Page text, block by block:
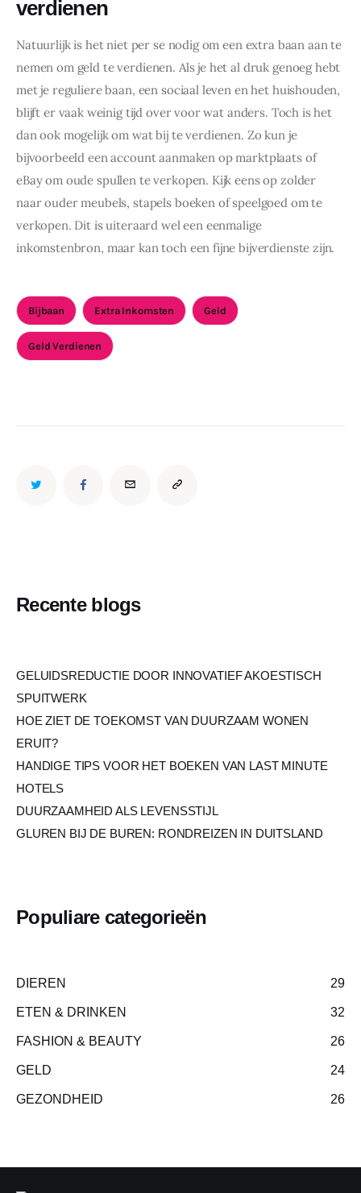
verdienen
Natuurlijk is het niet per se nodig om een extra baan aan te
nemen om geld te verdienen. Als je het al druk genoeg hebt
met je reguliere baan, een sociaal leven en het huishouden,
blijft er vaak weinig tijd over voor wat anders. Toch is het
dan ook mogelijk om wat bij te verdienen. Zo kun je
bijvoorbeeld een account aanmaken op marktplaats of
eBay om oude spullen te verkopen. Kijk eens op zolder
naar ouder meubels, stapels boeken of speelgoed om te
verkopen. Dit is uiteraard wel een eenmalige
inkomstenbron, maar kan toch een fijne bijverdienste zijn.
Bijbaan Extra Inkomsten Geld
Geld Verdienen
Recente blogs
GELUIDSREDUCTIE DOOR INNOVATIEF AKOESTISCH
SPUITWERK
HOE ZIET DE TOEKOMST VAN DUURZAAM WONEN
ERUIT?
HANDIGE TIPS VOOR HET BOEKEN VAN LAST MINUTE
HOTELS
DUURZAAMHEID ALS LEVENSSTIJL
GLUREN BIJ DE BUREN: RONDREIZEN IN DUITSLAND
Populiare categorieën
DIEREN 29
ETEN & DRINKEN 32
FASHION & BEAUTY 26
GELD 24
GEZONDHEID 26